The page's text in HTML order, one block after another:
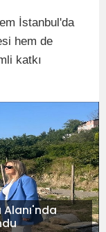
İstanbul'da
hem de
katkı